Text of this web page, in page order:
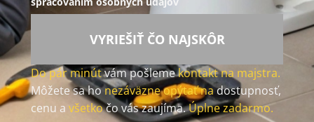
VYRIEŠIŤ ČO NAJSKÔR
Do pár minútvám pošlemekontakt na majstra.
Môžete sa honezáväzne opýtať nadostupnosť,
cenu a všetkočo vás zaujíma.Úplne zadarmo.